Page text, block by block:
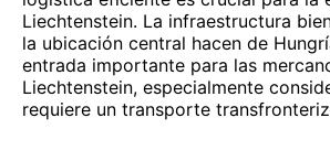
Liechtenstein. La infraestructura
la ubicación central hacen de
entrada importante para las
Liechtenstein, especialmente
requiere un transporte